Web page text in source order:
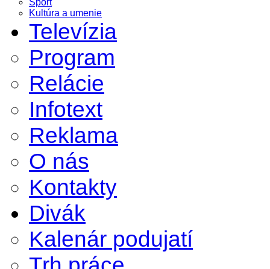
Kultúra a umenie
Televízia
Program
Relácie
Infotext
Reklama
O nás
Kontakty
Divák
Kalenár podujatí